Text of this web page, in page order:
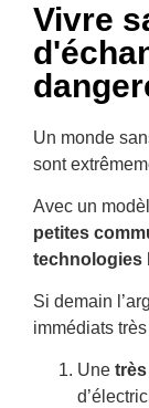
Vivre
Un monde
sont
Avec un
petites
technologies
Si demain
immédiats
Une